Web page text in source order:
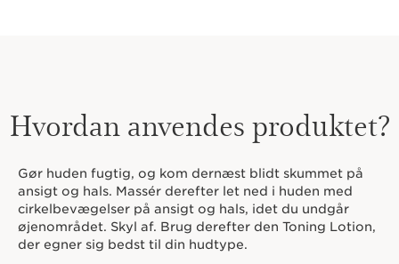
Hvordan anvendes produktet?
Gør huden fugtig, og kom dernæst blidt skummet på
ansigt og hals. Massér derefter let ned i huden med
cirkelbevægelser på ansigt og hals, idet du undgår
øjenområdet. Skyl af. Brug derefter den Toning Lotion,
der egner sig bedst til din hudtype.